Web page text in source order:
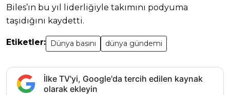
Biles’ın bu yıl liderliğiyle takımını podyuma
taşıdığını kaydetti.
Etiketler: Dünya basını dünya gündemi
İlke TV'yi, Google'da tercih edilen kaynak
olarak ekleyin